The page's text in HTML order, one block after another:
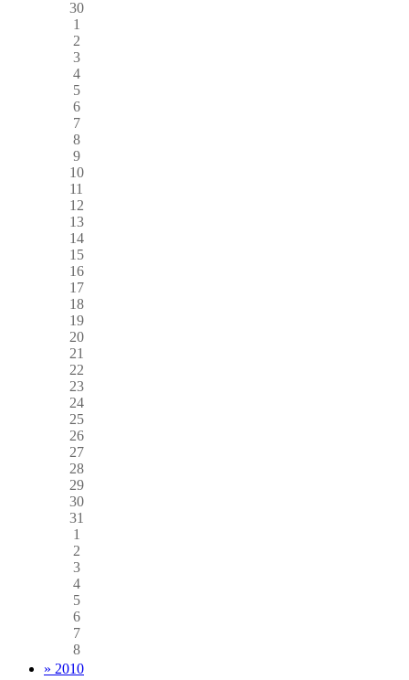
30
1
2
3
4
5
6
7
8
9
10
11
12
13
14
15
16
17
18
19
20
21
22
23
24
25
26
27
28
29
30
31
1
2
3
4
5
6
7
8
» 2010